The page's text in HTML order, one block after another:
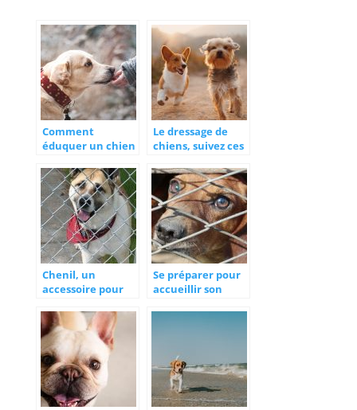
Comment
éduquer un chien
Le dressage de
chiens, suivez ces
Chenil, un
accessoire pour
de votre animal
Se préparer pour
accueillir son
fabriquant sa